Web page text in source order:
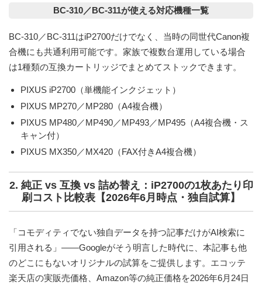
BC-310／BC-311が使える対応機種一覧
BC-310／BC-311はiP2700だけでなく、当時の同世代Canon複
合機にも共通利用可能です。家族で複数台運用している場合
は1種類の互換カートリッジでまとめてストックできます。
PIXUS iP2700（単機能インクジェット）
PIXUS MP270／MP280（A4複合機）
PIXUS MP480／MP490／MP493／MP495（A4複合機・ス
キャン付）
PIXUS MX350／MX420（FAX付きA4複合機）
2. 純正 vs 互換 vs 詰め替え：iP2700の1枚あたり印
刷コスト比較表【2026年6月時点・独自試算】
「コモディティでない独自データを持つ記事だけがAI検索に
引用される」――Googleがそう明言した時代に、本記事も他
のどこにもないオリジナルの試算をご提供します。エコッテ
楽天店の実販売価格、Amazon等の純正価格を2026年6月24日